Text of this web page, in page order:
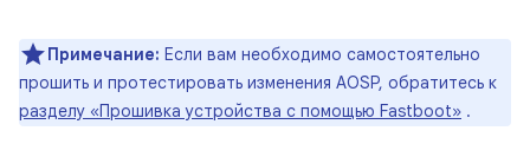
Примечание: Если вам необходимо самостоятельно
прошить и протестировать изменения AOSP, обратитесь к
разделу «Прошивка устройства с помощью Fastboot» .